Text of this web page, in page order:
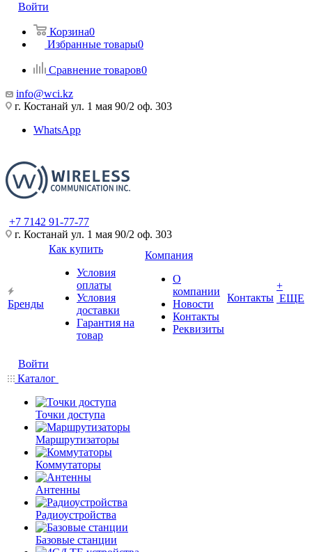
Войти
Корзина0
Избранные товары0
Сравнение товаров0
info@wci.kz
г. Костанай ул. 1 мая 90/2 оф. 303
WhatsApp
+7 7142 91-77-77
г. Костанай ул. 1 мая 90/2 оф. 303
Бренды
Как купить
Условия
оплаты
Условия
доставки
Гарантия на
товар
Компания
О
компании
Новости
Контакты
Реквизиты
Контакты
+
ЕЩЕ
Войти
Каталог
Точки доступа
Маршрутизаторы
Коммутаторы
Антенны
Радиоустройства
Базовые станции